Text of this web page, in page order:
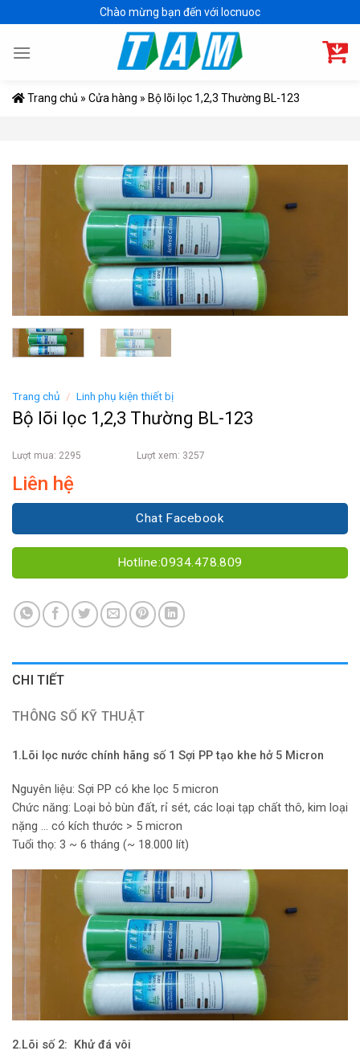
to
content
Chào mừng bạn đến với locnuoc
Trang chủ » Cửa hàng » Bộ lõi lọc 1,2,3 Thường BL-123
Trang chủ / Linh phụ kiện thiết bị
Bộ lõi lọc 1,2,3 Thường BL-123
Lượt mua: 2295 Lượt xem: 3257
Liên hệ
Chat Facebook
Hotline:0934.478.809
CHI TIẾT
THÔNG SỐ KỸ THUẬT
1.Lõi lọc nước chính hãng số 1 Sợi PP tạo khe hở 5 Micron
Nguyên liệu: Sợi PP có khe lọc 5 micron
Chức năng: Loại bỏ bùn đất, rỉ sét, các loại tạp chất thô, kim loại
nặng … có kích thước > 5 micron
Tuổi thọ: 3 ~ 6 tháng (~ 18.000 lít)
2.Lõi số 2: Khử đá vôi